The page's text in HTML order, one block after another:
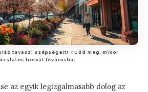
tavaszi szépségeit! Tudd meg, mikor
horvát fővárosba.
az egyik legizgalmasabb dolog az